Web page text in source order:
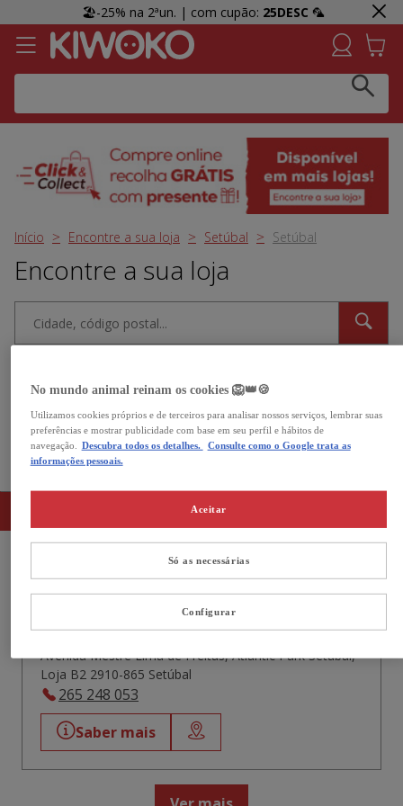
🏖️-25% na 2ªun. | com cupão: 25DESC 🦜
Click & Collect:Recolha GRÁTIS em loja e receba uma
prenda 👀 Agora em mais lojas!
Início Encontre a sua loja Setúbal Setúbal
Encontre a sua loja
Aberto agora
As nossas lojas no Setúbal
Kiwoko Atlantic Park Setúbal
231 Avaliações
Aberto agoraFecha às 22:00
Avenida Mestre Lima de Freitas, Atlantic Park Setubal,
Loja B2 2910-865 Setúbal
265 248 053
Saber mais
No mundo animal reinam os cookies 🦁👑🍪
Utilizamos cookies próprios e de terceiros para analisar nossos serviços, lembrar suas
preferências e mostrar publicidade com base em seu perfil e hábitos de
navegação.
Descubra todos os detalhes.
Consulte como o Google trata as
informações pessoais.
Só as necessárias
Aceitar
Configurar